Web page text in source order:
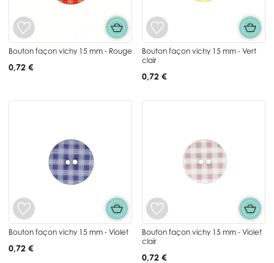
Bouton façon vichy 15 mm - Rouge
0,72 €
Bouton façon vichy 15 mm - Vert
clair
0,72 €
Bouton façon vichy 15 mm - Violet
0,72 €
Bouton façon vichy 15 mm - Violet
clair
0,72 €